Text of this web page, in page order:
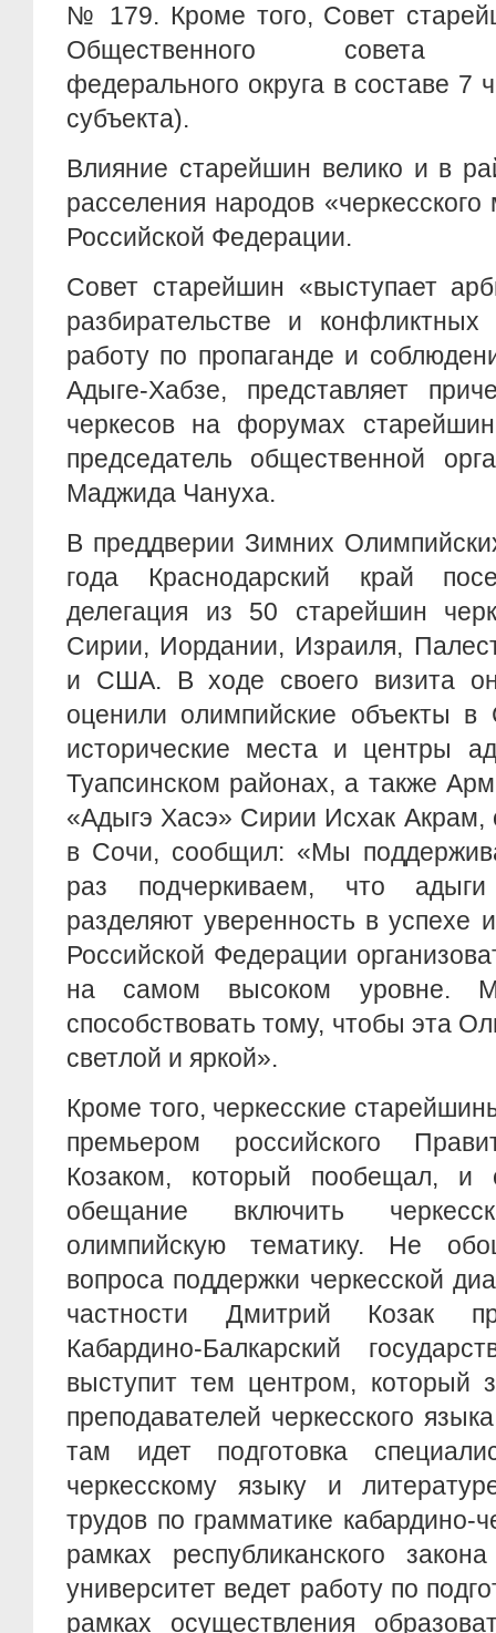
№ 179. Кроме того, Совет
Общественного совета
федерального округа в составе 7
субъекта).
Влияние старейшин велико и в
расселения народов
Российской Федерации.
Совет старейшин «выступает
разбирательстве и конфликтных
работу по пропаганде и
Адыге-Хабзе, представляет
черкесов на форумах
председатель общественной
Маджида Чануха.
В преддверии Зимних
года Краснодарский край
делегация из 50 старейшин
Сирии, Иордании, Израиля,
и США. В ходе своего визита
оценили олимпийские объекты
исторические места и центры
Туапсинском районах, а также
«Адыгэ Хасэ» Сирии Исхак Акрам,
в Сочи, сообщил: «Мы
раз подчеркиваем, что
разделяют уверенность в успехе
Российской Федерации
на самом высоком уровне.
способствовать тому, чтобы эта
светлой и яркой».
Кроме того, черкесские
премьером российского
Козаком, который пообещал, и
обещание включить
олимпийскую тематику. Не
вопроса поддержки черкесской
частности Дмитрий Козак
Кабардино-Балкарский
выступит тем центром, который
преподавателей черкесского
там идет подготовка
черкесскому языку и
трудов по грамматике кабардино-
рамках республиканского
университет ведет работу по
рамках осуществления